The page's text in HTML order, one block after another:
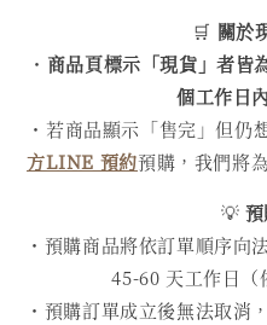
🛒 關於
・ 商品頁標示「現貨」者皆
個工作日
・若商品顯示「售完」但
方LINE 預約預購，我們將
💡
・預購商品將依訂單順序向
45-60 天工作日（
・預購訂單成立後無法取消